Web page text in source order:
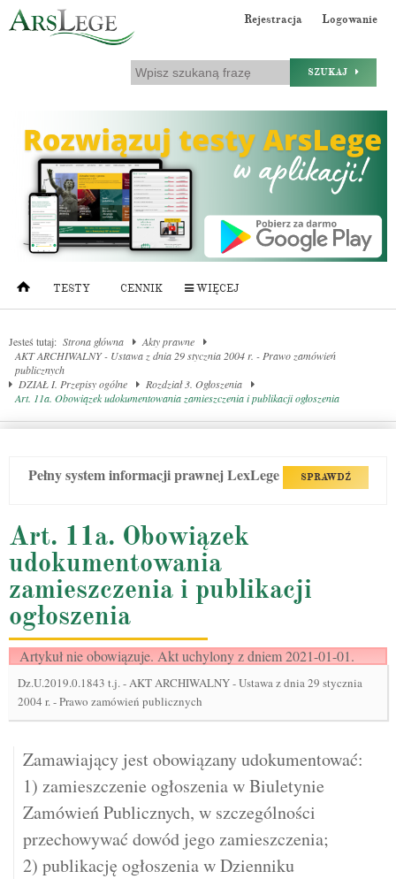
Rejestracja Logowanie
SZUKAJ
TESTY CENNIK WIĘCEJ
Jesteś tutaj: Strona główna
Akty prawne
AKT ARCHIWALNY - Ustawa z dnia 29 stycznia 2004 r. - Prawo zamówień
publicznych
DZIAŁ I. Przepisy ogólne
Rozdział 3. Ogłoszenia
Art. 11a. Obowiązek udokumentowania zamieszczenia i publikacji ogłoszenia
Pełny system informacji prawnej LexLege SPRAWDŹ
Art. 11a. Obowiązek
udokumentowania
zamieszczenia i publikacji
ogłoszenia
Artykuł nie obowiązuje. Akt uchylony z dniem 2021-01-01.
Dz.U.2019.0.1843 t.j.-AKT ARCHIWALNY - Ustawa z dnia 29 stycznia
2004 r. - Prawo zamówień publicznych
Zamawiający jest obowiązany udokumentować:
1) zamieszczenie ogłoszenia w Biuletynie
Zamówień Publicznych, w szczególności
przechowywać dowód jego zamieszczenia;
2) publikację ogłoszenia w Dzienniku